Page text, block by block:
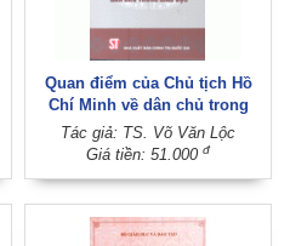
Quan điểm của Chủ tịch Hồ
Chí Minh về dân chủ trong
giáo dục
Tác giả: TS. Võ Văn Lộc
Giá tiền: 51.000 đ